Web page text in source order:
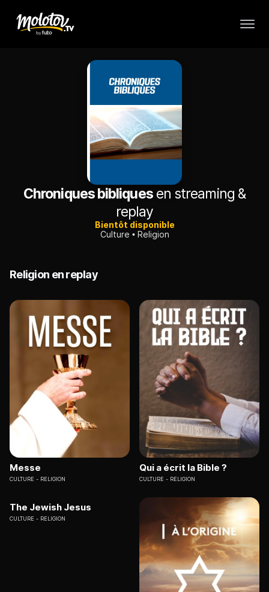
Chroniques bibliquesen streaming &
replay
Bientôt disponible
Culture
Religion
Religion en replay
Messe
CULTURE RELIGION
Qui a écrit la Bible ?
CULTURE RELIGION
The Jewish Jesus
CULTURE RELIGION